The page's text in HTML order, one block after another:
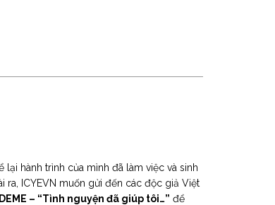
hành trình của mình đã làm việc và sinh
ra, ICYEVN muốn gửi đến các độc giả Việt
– “Tình nguyện đã giúp tôi…” để